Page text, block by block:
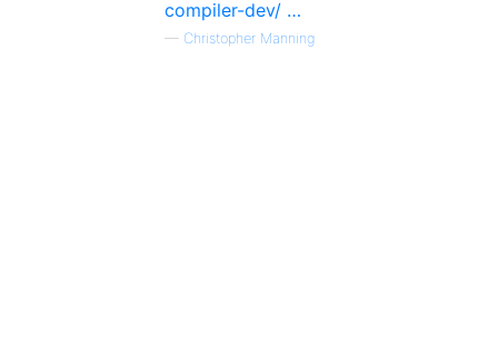
compiler-dev/ …
— Christopher Manning